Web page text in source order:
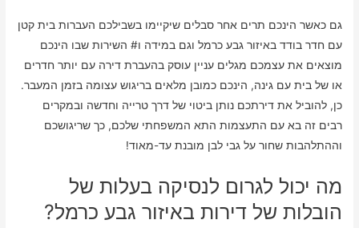
גם כאשר הינכם תרים אחר סבלים שיקיימו בשבילכם העברות בית קטן
עם חדר בודד באיזור גבע כרמל וגם במידה ו# השירות שבו הינכם
מוצאים את עצמכם מגלים עניין עוסק בהעברת דירה עם יותר חדרים
או של בית עם גינה, הינכם כמובן מלאים בריגוש עצומה בזמן המעבר.
כן, להוביל את דירתכם נותן ביטוי של דרך טרייה וחדשה ובמקרים
רבים זה בא עם התעצמות התא המשפחתי שלכם, כך שריגושכם
וההתלהבות שחור על גבי לבן מובנת עד-מאוד!
מה יכול לגרום לנסיקה בעלות של
הובלות של דירות באיזור גבע כרמל?